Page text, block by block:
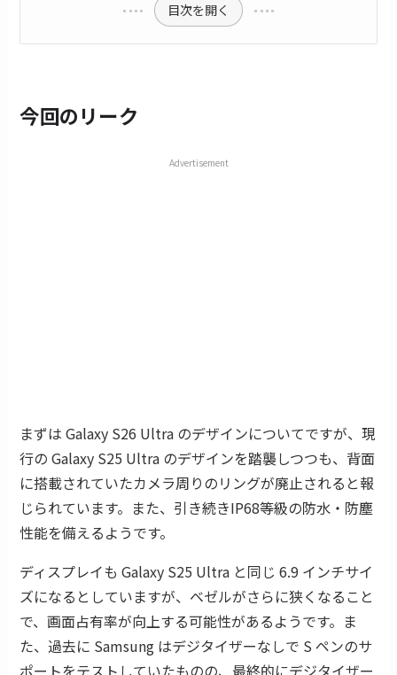
目次を開く
今回のリーク
Advertisement
まずは Galaxy S26 Ultra のデザインについてですが、現
行の Galaxy S25 Ultra のデザインを踏襲しつつも、背面
に搭載されていたカメラ周りのリングが廃止されると報
じられています。また、引き続きIP68等級の防水・防塵
性能を備えるようです。
ディスプレイも Galaxy S25 Ultra と同じ 6.9 インチサイ
ズになるとしていますが、ベゼルがさらに狭くなること
で、画面占有率が向上する可能性があるようです。ま
た、過去に Samsung はデジタイザーなしで S ペンのサ